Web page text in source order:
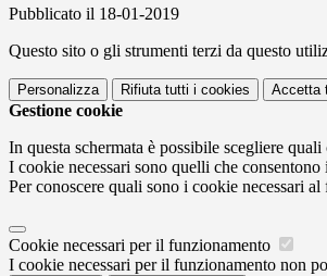
Pubblicato il 18-01-2019
Questo sito o gli strumenti terzi da questo
Personalizza Rifiuta tutti i cookies Accetta
Gestione cookie
In questa schermata è possibile scegliere
I cookie necessari sono quelli che
Per conoscere quali sono i cookie necessari
Cookie necessari per il funzionamento
I cookie necessari per il funzionamento non